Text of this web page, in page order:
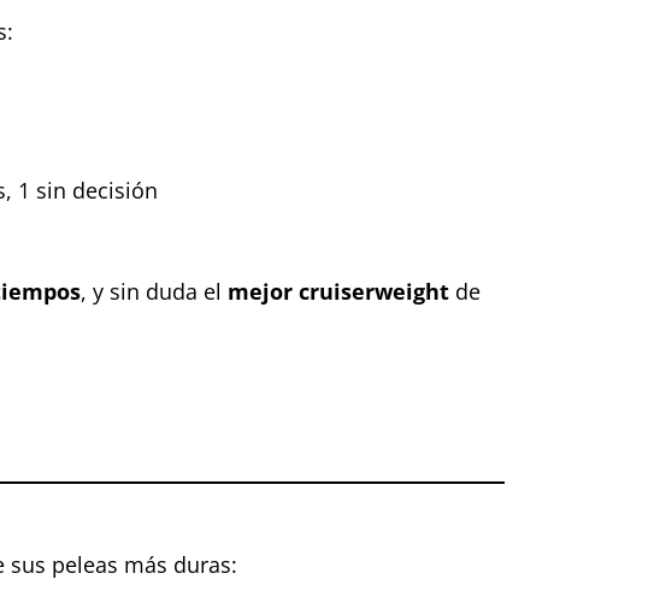
1 sin decisión
, y sin duda el mejor cruiserweight de
sus peleas más duras: